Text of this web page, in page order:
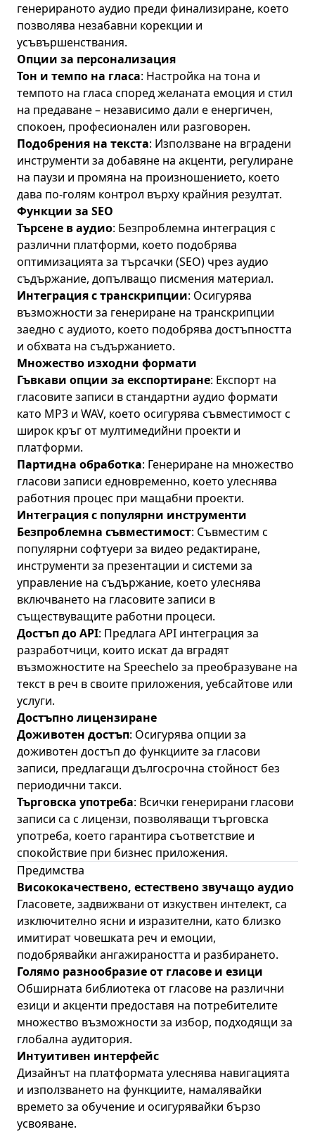
генерираното аудио преди финализиране, което
позволява незабавни корекции и
усъвършенствания.
Опции за персонализация
Тон и темпо на гласа: Настройка на тона и
темпото на гласа според желаната емоция и стил
на предаване – независимо дали е енергичен,
спокоен, професионален или разговорен.
Подобрения на текста: Използване на вградени
инструменти за добавяне на акценти, регулиране
на паузи и промяна на произношението, което
дава по-голям контрол върху крайния резултат.
Функции за SEO
Търсене в аудио: Безпроблемна интеграция с
различни платформи, което подобрява
оптимизацията за търсачки (SEO) чрез аудио
съдържание, допълващо писмения материал.
Интеграция с транскрипции: Осигурява
възможности за генериране на транскрипции
заедно с аудиото, което подобрява достъпността
и обхвата на съдържанието.
Множество изходни формати
Гъвкави опции за експортиране: Експорт на
гласовите записи в стандартни аудио формати
като MP3 и WAV, което осигурява съвместимост с
широк кръг от мултимедийни проекти и
платформи.
Партидна обработка: Генериране на множество
гласови записи едновременно, което улеснява
работния процес при мащабни проекти.
Интеграция с популярни инструменти
Безпроблемна съвместимост: Съвместим с
популярни софтуери за видео редактиране,
инструменти за презентации и системи за
управление на съдържание, което улеснява
включването на гласовите записи в
съществуващите работни процеси.
Достъп до API: Предлага API интеграция за
разработчици, които искат да вградят
възможностите на Speechelo за преобразуване на
текст в реч в своите приложения, уебсайтове или
услуги.
Достъпно лицензиране
Доживотен достъп: Осигурява опции за
доживотен достъп до функциите за гласови
записи, предлагащи дългосрочна стойност без
периодични такси.
Търговска употреба: Всички генерирани гласови
записи са с лицензи, позволяващи търговска
употреба, което гарантира съответствие и
спокойствие при бизнес приложения.
Предимства
Висококачествено, естествено звучащо аудио
Гласовете, задвижвани от изкуствен интелект, са
изключително ясни и изразителни, като близко
имитират човешката реч и емоции,
подобрявайки ангажираността и разбирането.
Голямо разнообразие от гласове и езици
Обширната библиотека от гласове на различни
езици и акценти предоставя на потребителите
множество възможности за избор, подходящи за
глобална аудитория.
Интуитивен интерфейс
Дизайнът на платформата улеснява навигацията
и използването на функциите, намалявайки
времето за обучение и осигурявайки бързо
усвояване.